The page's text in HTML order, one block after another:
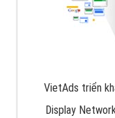
VietAds triển
Display